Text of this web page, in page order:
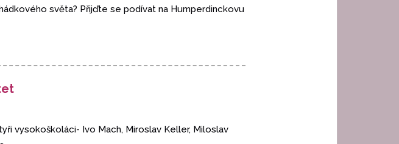
světa? Přijďte se podívat na Humperdinckovu
vysokoškoláci- Ivo Mach, Miroslav Keller, Miloslav